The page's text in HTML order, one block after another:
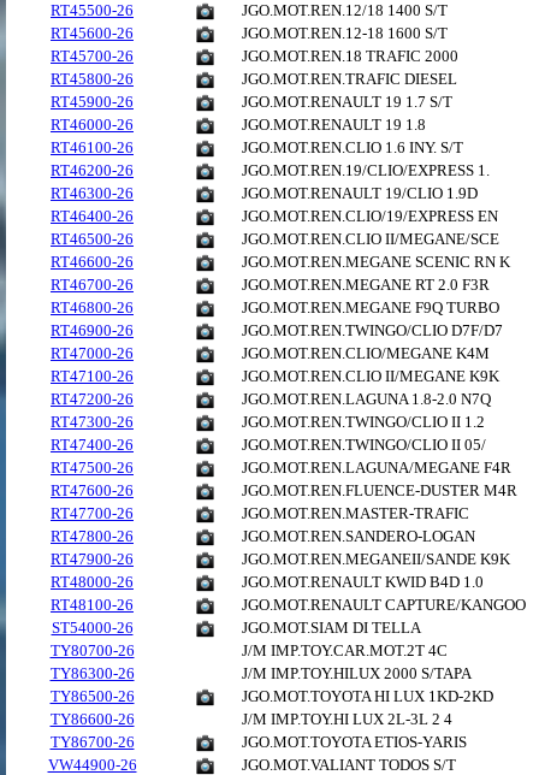
RT45500-26
JGO.MOT.REN.12/18 1400 S/T
RT45600-26
JGO.MOT.REN.12-18 1600 S/T
RT45700-26
JGO.MOT.REN.18 TRAFIC 2000
RT45800-26
JGO.MOT.REN.TRAFIC DIESEL
RT45900-26
JGO.MOT.RENAULT 19 1.7 S/T
RT46000-26
JGO.MOT.RENAULT 19 1.8
RT46100-26
JGO.MOT.REN.CLIO 1.6 INY. S/T
RT46200-26
JGO.MOT.REN.19/CLIO/EXPRESS 1.
RT46300-26
JGO.MOT.RENAULT 19/CLIO 1.9D
RT46400-26
JGO.MOT.REN.CLIO/19/EXPRESS EN
RT46500-26
JGO.MOT.REN.CLIO II/MEGANE/SCE
RT46600-26
JGO.MOT.REN.MEGANE SCENIC RN K
RT46700-26
JGO.MOT.REN.MEGANE RT 2.0 F3R
RT46800-26
JGO.MOT.REN.MEGANE F9Q TURBO
RT46900-26
JGO.MOT.REN.TWINGO/CLIO D7F/D7
RT47000-26
JGO.MOT.REN.CLIO/MEGANE K4M
RT47100-26
JGO.MOT.REN.CLIO II/MEGANE K9K
RT47200-26
JGO.MOT.REN.LAGUNA 1.8-2.0 N7Q
RT47300-26
JGO.MOT.REN.TWINGO/CLIO II 1.2
RT47400-26
JGO.MOT.REN.TWINGO/CLIO II 05/
RT47500-26
JGO.MOT.REN.LAGUNA/MEGANE F4R
RT47600-26
JGO.MOT.REN.FLUENCE-DUSTER M4R
RT47700-26
JGO.MOT.REN.MASTER-TRAFIC
RT47800-26
JGO.MOT.REN.SANDERO-LOGAN
RT47900-26
JGO.MOT.REN.MEGANEII/SANDE K9K
RT48000-26
JGO.MOT.RENAULT KWID B4D 1.0
RT48100-26
JGO.MOT.RENAULT CAPTURE/KANGOO
ST54000-26
JGO.MOT.SIAM DI TELLA
TY80700-26
J/M IMP.TOY.CAR.MOT.2T 4C
TY86300-26
J/M IMP.TOY.HILUX 2000 S/TAPA
TY86500-26
JGO.MOT.TOYOTA HI LUX 1KD-2KD
TY86600-26
J/M IMP.TOY.HI LUX 2L-3L 2 4
TY86700-26
JGO.MOT.TOYOTA ETIOS-YARIS
VW44900-26
JGO.MOT.VALIANT TODOS S/T